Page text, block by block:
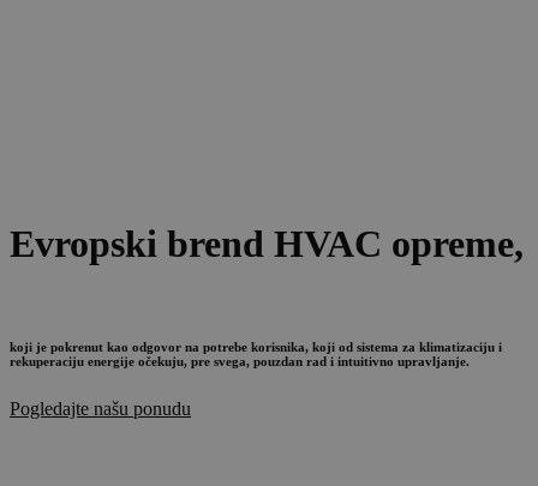
Evropski brend HVAC opreme,
koji je pokrenut kao odgovor na potrebe korisnika, koji od sistema za klimatizaciju i
rekuperaciju energije očekuju, pre svega, pouzdan rad i intuitivno upravljanje.
Pogledajte našu ponudu